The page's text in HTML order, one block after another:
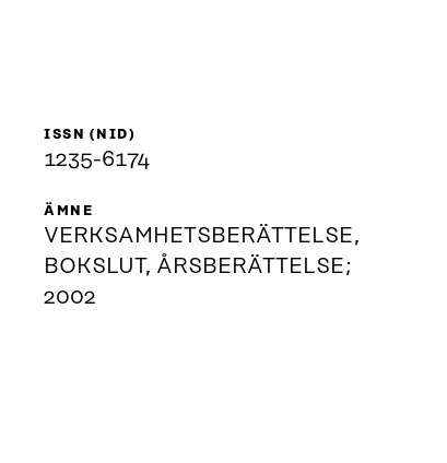
ISSN (NID)
1235-6174
ÄMNE
VERKSAMHETSBERÄTTELSE,
BOKSLUT, ÅRSBERÄTTELSE;
2002